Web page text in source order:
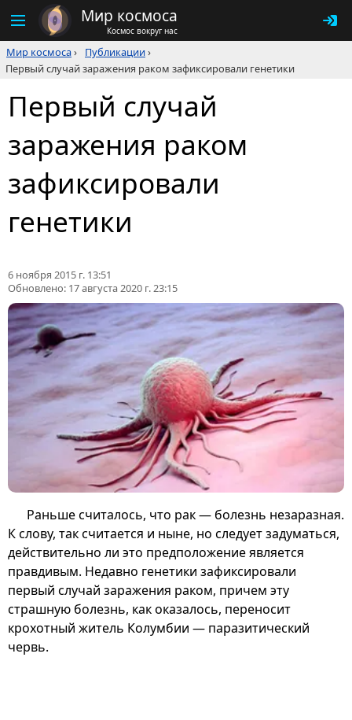
Мир космоса
Космос вокруг нас
Мир космоса› Публикации›
Первый случай заражения раком зафиксировали генетики
Первый случай
заражения раком
зафиксировали
генетики
6 ноября 2015 г. 13:51
Обновлено: 17 августа 2020 г. 23:15
Раньше считалось, что рак — болезнь незаразная.
К слову, так считается и ныне, но следует задуматься,
действительно ли это предположение является
правдивым. Недавно генетики зафиксировали
первый случай заражения раком, причем эту
страшную болезнь, как оказалось, переносит
крохотный житель Колумбии — паразитический
червь.